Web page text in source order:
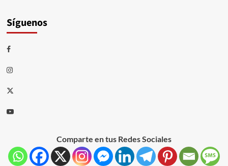
Síguenos
Comparte en tus Redes Sociales